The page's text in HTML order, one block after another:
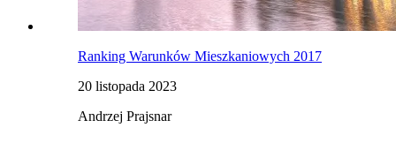
Ranking Warunków Mieszkaniowych 2017
20 listopada 2023
Andrzej Prajsnar